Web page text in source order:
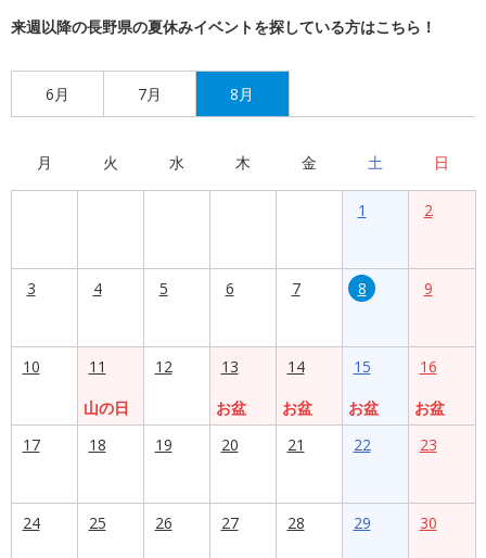
来週以降の長野県の夏休みイベントを探している方はこちら！
6月 7月 8月
月 火 水 木 金 土 日
1 2
3 4 5 6 7 8 9
10
11
山の日
12
13
お盆
14
お盆
15
お盆
16
お盆
17
18 19 20 21 22 23
24 25 26 27 28 29 30